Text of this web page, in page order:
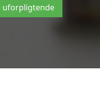
uforpligtende